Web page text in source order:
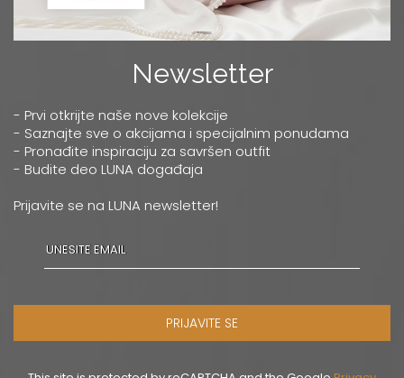
Newsletter
- Prvi otkrijte naše nove kolekcije
- Saznajte sve o akcijama i specijalnim ponudama
- Pronađite inspiraciju za savršen outfit
- Budite deo LUNA događaja
Prijavite se na LUNA newsletter!
PRIJAVITE SE